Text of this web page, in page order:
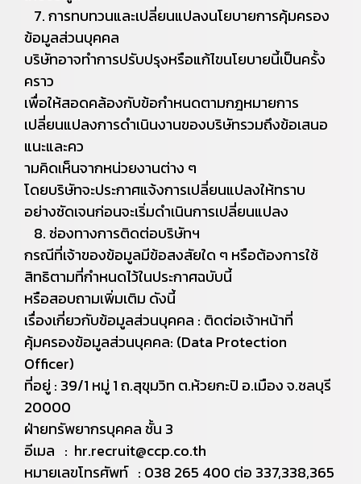
7. การทบทวนและเปลี่ยนแปลงนโยบายการคุ้มครอง
ข้อมูลส่วนบุคคล
บริษัทอาจทำการปรับปรุงหรือแก้ไขนโยบายนี้เป็นครั้ง
คราว
เพื่อให้สอดคล้องกับข้อกำหนดตามกฎหมายการ
เปลี่ยนแปลงการดำเนินงานของบริษัทรวมถึงข้อเสนอ
แนะและคว
ามคิดเห็นจากหน่วยงานต่าง ๆ
โดยบริษัทจะประกาศแจ้งการเปลี่ยนแปลงให้ทราบ
อย่างชัดเจนก่อนจะเริ่มดำเนินการเปลี่ยนแปลง
8. ช่องทางการติดต่อบริษัทฯ
กรณีที่เจ้าของข้อมูลมีข้อสงสัยใด ๆ หรือต้องการใช้
สิทธิตามที่กำหนดไว้ในประกาศฉบับนี้
หรือสอบถามเพิ่มเติม ดังนี้
เรื่องเกี่ยวกับข้อมูลส่วนบุคคล : ติดต่อเจ้าหน้าที่
คุ้มครองข้อมูลส่วนบุคคล: (Data Protection
Officer)
ที่อยู่ : 39/1 หมู่ 1 ถ.สุขุมวิท ต.ห้วยกะปิ อ.เมือง จ.ชลบุรี
20000
ฝ่ายทรัพยากรบุคคล ชั้น 3
อีเมล : hr.recruit@ccp.co.th
หมายเลขโทรศัพท์ : 038 265 400 ต่อ 337,338,365